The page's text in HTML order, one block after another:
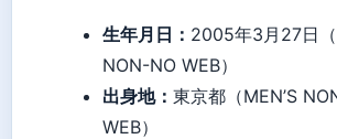
生年月日： 2005年3月27日（
NON-NO WEB）
出身地： 東京都（MEN’S
WEB）